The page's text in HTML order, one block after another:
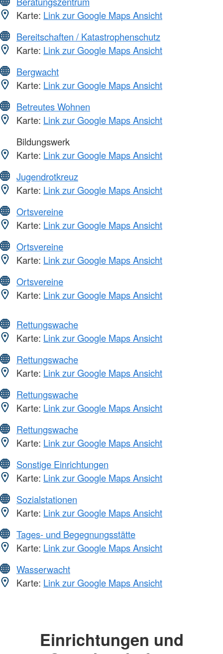
Karte: Link zur Google Maps Ansicht
Bereitschaften / Katastrophenschutz
Karte: Link zur Google Maps Ansicht
Bergwacht
Karte: Link zur Google Maps Ansicht
Betreutes Wohnen
Karte: Link zur Google Maps Ansicht
Bildungswerk
Karte: Link zur Google Maps Ansicht
Jugendrotkreuz
Karte: Link zur Google Maps Ansicht
Ortsvereine
Karte: Link zur Google Maps Ansicht
Ortsvereine
Karte: Link zur Google Maps Ansicht
Ortsvereine
Karte: Link zur Google Maps Ansicht
Rettungswache
Karte: Link zur Google Maps Ansicht
Rettungswache
Karte: Link zur Google Maps Ansicht
Rettungswache
Karte: Link zur Google Maps Ansicht
Rettungswache
Karte: Link zur Google Maps Ansicht
Sonstige Einrichtungen
Karte: Link zur Google Maps Ansicht
Sozialstationen
Karte: Link zur Google Maps Ansicht
Tages- und Begegnungsstätte
Karte: Link zur Google Maps Ansicht
Wasserwacht
Karte: Link zur Google Maps Ansicht
Einrichtungen und